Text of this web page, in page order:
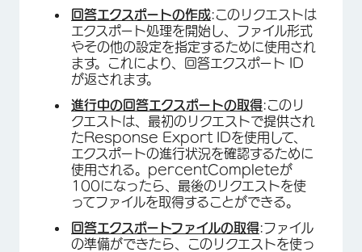
回答エクスポートの作成:このリクエストは
エクスポート処理を開始し、ファイル形式
やその他の設定を指定するために使用され
ます。これにより、回答エクスポート ID
が返されます。
進行中の回答エクスポートの取得:このリ
クエストは、最初のリクエストで提供され
たResponse Export IDを使用して、
エクスポートの進行状況を確認するために
使用される。percentCompleteが
100になったら、最後のリクエストを使
ってファイルを取得することができる。
回答エクスポートファイルの取得:ファイル
の準備ができたら、このリクエストを使っ